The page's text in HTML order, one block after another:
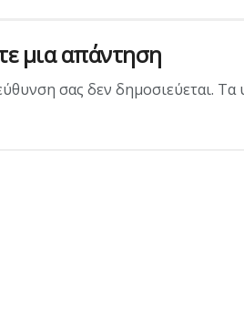
μια απάντηση
σας δεν δημοσιεύεται. Τα